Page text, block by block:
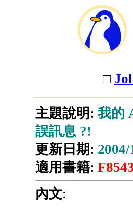
□
主題說明: 我的
誤訊息 ?!
更新日期:
適用書籍:
內文: